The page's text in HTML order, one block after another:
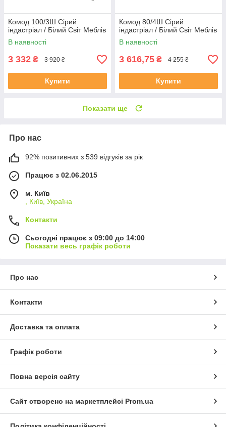
Комод 100/3Ш Сірий
індастріал / Білий Світ Меблів
В наявності
3 332 ₴ 3 920 ₴
Купити
Комод 80/4Ш Сірий
індастріал / Білий Світ Меблів
В наявності
3 616,75 ₴ 4 255 ₴
Купити
Показати ще
Про нас
92% позитивних з 539 відгуків за рік
Працює з 02.06.2015
м. Київ
, Київ, Україна
Контакти
Сьогодні працює з 09:00 до 14:00
Показати весь графік роботи
Про нас
Контакти
Доставка та оплата
Графік роботи
Повна версія сайту
Сайт створено на маркетплейсі Prom.ua